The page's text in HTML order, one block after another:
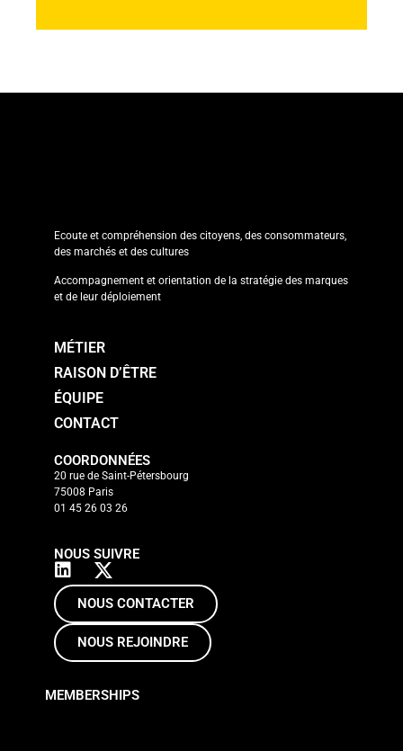
Ecoute et compréhension des citoyens, des consommateurs,
des marchés et des cultures
Accompagnement et orientation de la stratégie des marques
et de leur déploiement
MÉTIER
RAISON D’ÊTRE
ÉQUIPE
CONTACT
COORDONNÉES
20 rue de Saint-Pétersbourg
75008 Paris
01 45 26 03 26
NOUS SUIVRE
NOUS CONTACTER
NOUS REJOINDRE
MEMBERSHIPS